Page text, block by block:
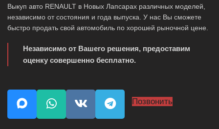
Выкуп авто RENAULT в Новых Лапсарах различных моделей,
независимо от состояния и года выпуска. У нас Вы сможете
быстро продать свой автомобиль по хорошей рыночной цене.
Независимо от Вашего решения, предоставим
оценку совершенно бесплатно.
Позвонить